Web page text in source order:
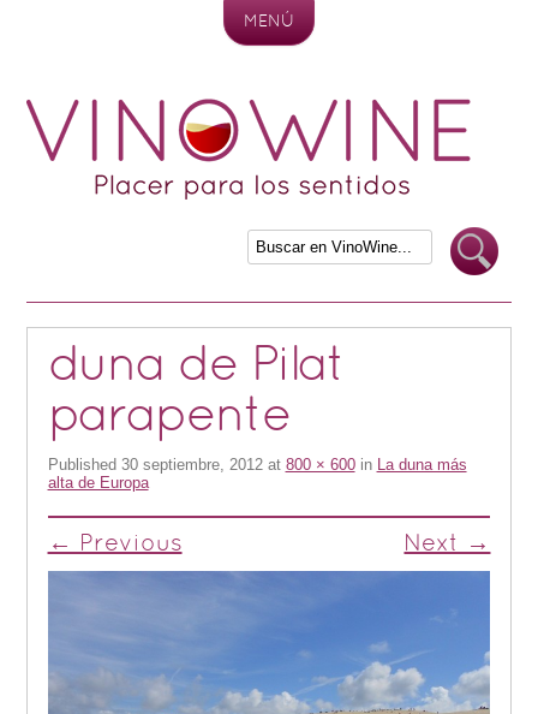
MENÚ
duna de Pilat
parapente
Published 30 septiembre, 2012at 800 × 600in La duna más
alta de Europa
← Previous Next →